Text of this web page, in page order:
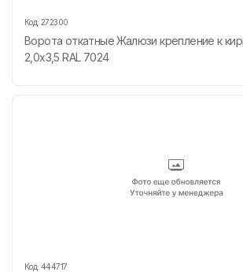
Код: 272300
Ворота откатные Жалюзи крепление к
2,0х3,5 RAL 7024
Код: 444717